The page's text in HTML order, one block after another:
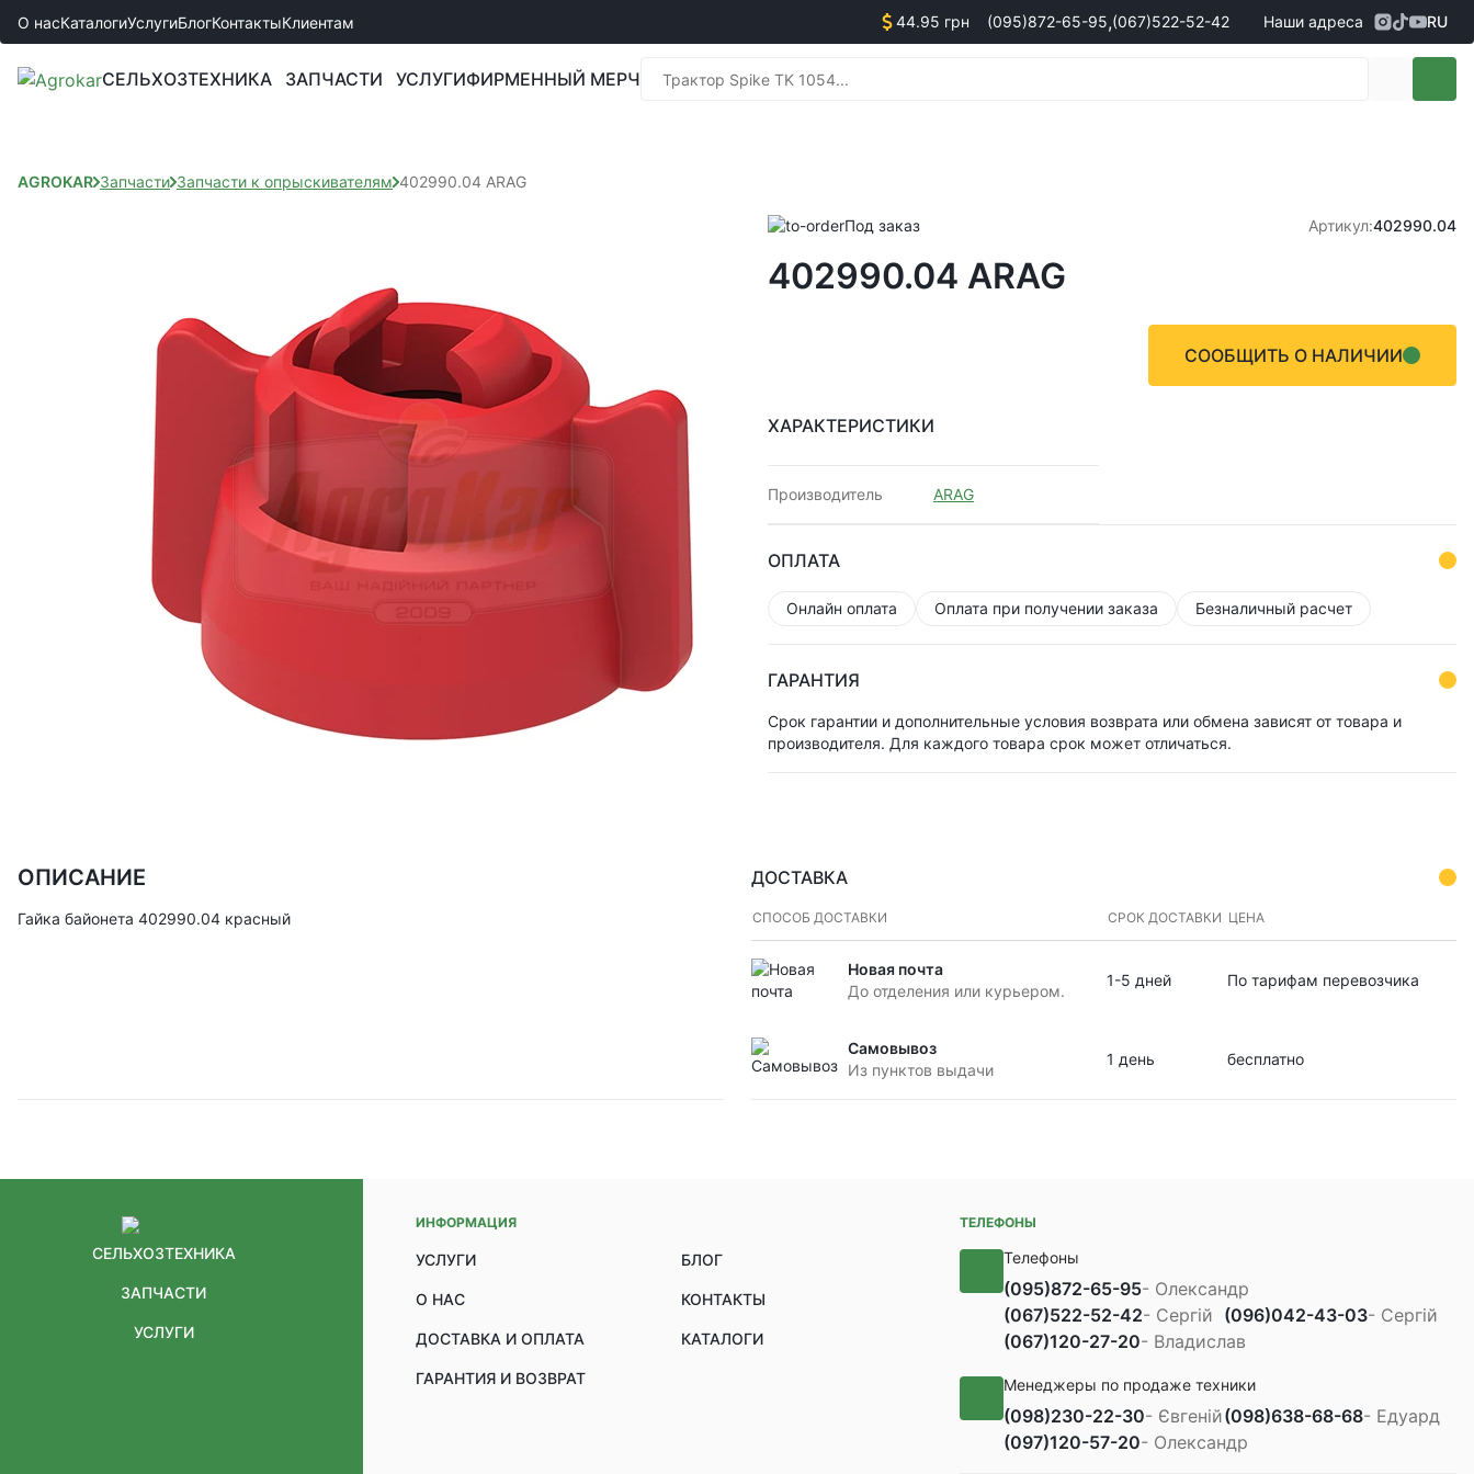
О насКаталогиУслугиБлогКонтактыКлиентам 44.95 грн (095)872-65-95,(067)522-52-42
- Євгеній
- Едуард
Наши адреса RU
СЕЛЬХОЗТЕХНИКА ЗАПЧАСТИ УСЛУГИФИРМЕННЫЙ МЕРЧ
AGROKAR Запчасти Запчасти к опрыскивателям 402990.04 ARAG
Под заказ Артикул:402990.04
402990.04 ARAG
СООБЩИТЬ О НАЛИЧИИ
ХАРАКТЕРИСТИКИ
Производитель ARAG
ОПЛАТА
Онлайн оплата Оплата при получении заказа Безналичный расчет
ГАРАНТИЯ
Срок гарантии и дополнительные условия возврата или обмена зависят от товара и
производителя. Для каждого товара срок может отличаться.
ОПИСАНИЕ
Гайка байонета 402990.04 красный
ДОСТАВКА
СПОСОБ ДОСТАВКИ СРОК ДОСТАВКИ ЦЕНА
Новая почта
До отделения или курьером.
1-5 дней По тарифам перевозчика
Самовывоз
Из пунктов выдачи
1 день бесплатно
СЕЛЬХОЗТЕХНИКА
ЗАПЧАСТИ
УСЛУГИ
ИНФОРМАЦИЯ
УСЛУГИ БЛОГ
О НАС КОНТАКТЫ
ДОСТАВКА И ОПЛАТА КАТАЛОГИ
ГАРАНТИЯ И ВОЗВРАТ
ТЕЛЕФОНЫ
Телефоны
(095)872-65-95- Олександр
(067)522-52-42- Сергій (096)042-43-03- Сергій
(067)120-27-20- Владислав
Менеджеры по продаже техники
(098)230-22-30- Євгеній(098)638-68-68- Едуард
(097)120-57-20- Олександр